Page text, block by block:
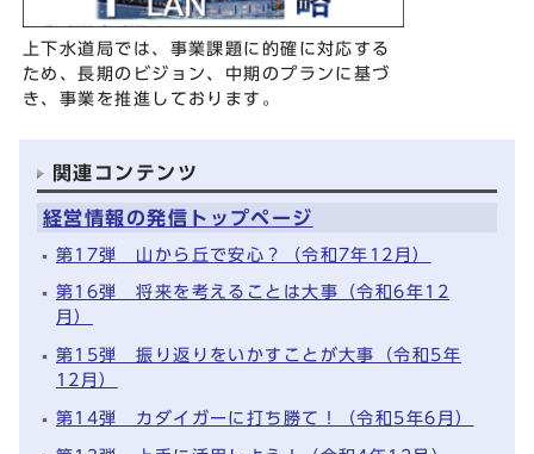
上下水道局では、事業課題に的確に対応する
ため、長期のビジョン、中期のプランに基づ
き、事業を推進しております。
関連コンテンツ
経営情報の発信トップページ
第17弾 山から丘で安心？（令和7年12月）
第16弾 将来を考えることは大事（令和6年12
月）
第15弾 振り返りをいかすことが大事（令和5年
12月）
第14弾 カダイガーに打ち勝て！（令和5年6月）